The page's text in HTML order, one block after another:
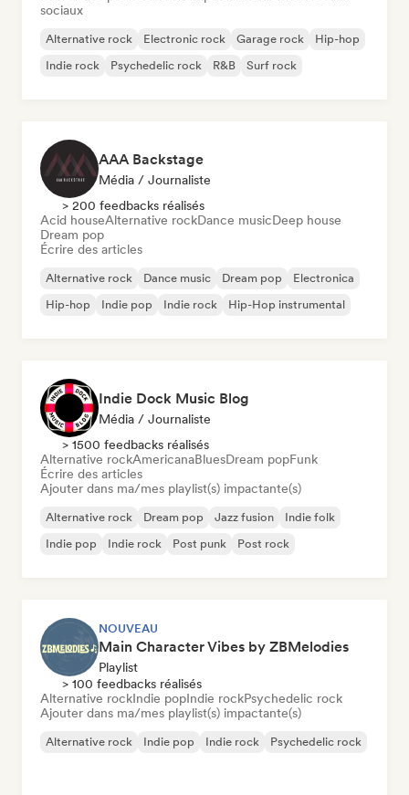
sociaux
Alternative rock Electronic rock Garage rock
Hip-hop
Indie rock
Psychedelic rock R&B Surf rock
AAA Backstage
Média / Journaliste
> 200 feedbacks réalisés
Acid houseAlternative rockDance musicDeep house
Dream pop
Écrire des articles
Alternative rock Dance music Dream pop
Electronica
Hip-hop
Indie pop Indie rock Hip-Hop instrumental
Indie Dock Music Blog
Média / Journaliste
> 1500 feedbacks réalisés
Alternative rockAmericanaBluesDream popFunk
Écrire des articles
Ajouter dans ma/mes playlist(s) impactante(s)
Alternative rock Dream pop Jazz fusion
Indie folk
Indie pop
Indie rock Post punk Post rock
NOUVEAU
Main Character Vibes by ZBMelodies
Playlist
> 100 feedbacks réalisés
Alternative rockIndie popIndie rockPsychedelic rock
Ajouter dans ma/mes playlist(s) impactante(s)
Alternative rock Indie pop Indie rock Psychedelic rock